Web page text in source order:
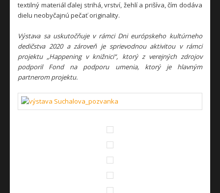
textilný materiál ďalej strihá, vrství, žehlí a prišíva, čím dodáva
dielu neobyčajnú pečať originality.
Výstava sa uskutočňuje v rámci Dni európskeho kultúrneho
dedičstva 2020 a zároveň je sprievodnou aktivitou v rámci
projektu „Happening v knižnici“, ktorý z verejných zdrojov
podporil Fond na podporu umenia, ktorý je hlavným
partnerom projektu.